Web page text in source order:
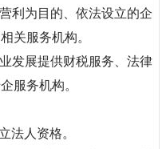
利为目的、依法设立的企
关服务机构。
发展提供财税服务、法律
服务机构。
法人资格。